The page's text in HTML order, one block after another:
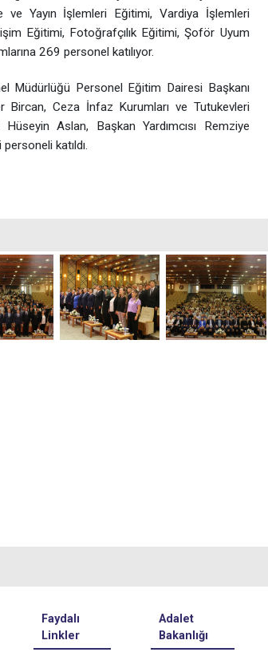
Yayın İşlemleri Eğitimi, Vardiya İşlemleri
Eğitimi, Fotoğrafçılık Eğitimi, Şoför Uyum
269 personel katılıyor.
Müdürlüğü Personel Eğitim Dairesi Başkanı
Ceza İnfaz Kurumları ve Tutukevleri
Aslan, Başkan Yardımcısı Remziye
katıldı.
Faydalı
Linkler
Adalet
Bakanlığı